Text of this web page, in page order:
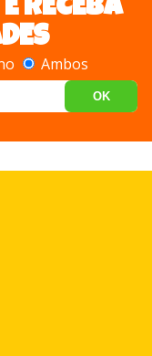
RECEBA
Ambos
OK